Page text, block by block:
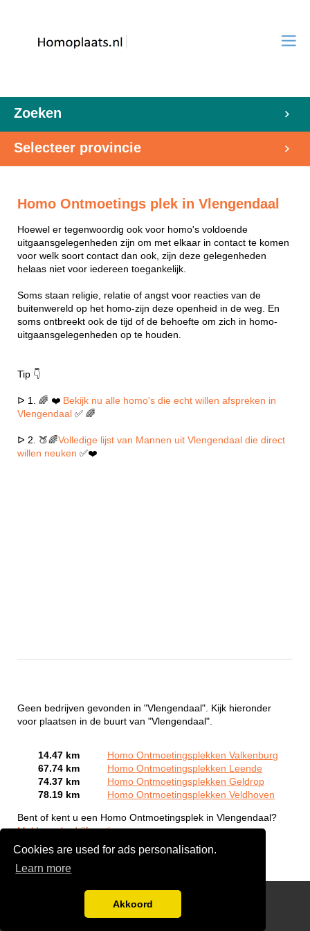
Cookies are used for ads personalisation.
Learn more
Akkoord
Zoeken
Selecteer provincie
Homo Ontmoetings plek in Vlengendaal
Hoewel er tegenwoordig ook voor homo's voldoende
uitgaansgelegenheden zijn om met elkaar in contact te komen
voor welk soort contact dan ook, zijn deze gelegenheden
helaas niet voor iedereen toegankelijk.
Soms staan religie, relatie of angst voor reacties van de
buitenwereld op het homo-zijn deze openheid in de weg. En
soms ontbreekt ook de tijd of de behoefte om zich in homo-
uitgaansgelegenheden op te houden.
Tip 👇
ᐅ 1. 🌈 ❤️ Bekijk nu alle homo's die echt willen afspreken in
Vlengendaal ✅ 🌈
ᐅ 2. 🍑🌈Volledige lijst van Mannen uit Vlengendaal die direct
willen neuken ✅❤️
Geen bedrijven gevonden in "Vlengendaal". Kijk hieronder
voor plaatsen in de buurt van "Vlengendaal".
14.47 km
Homo Ontmoetingsplekken Valkenburg
67.74 km
Homo Ontmoetingsplekken Leende
74.37 km
Homo Ontmoetingsplekken Geldrop
78.19 km
Homo Ontmoetingsplekken Veldhoven
Bent of kent u een Homo Ontmoetingsplek in Vlengendaal?
Meld een bedrijf gratis aan